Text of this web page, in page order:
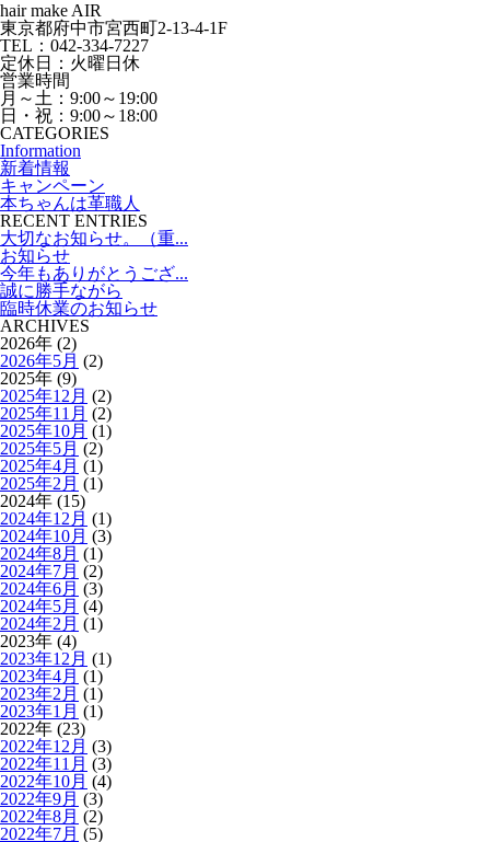
hair make AIR
東京都府中市宮西町2-13-4-1F
TEL：042-334-7227
定休日：火曜日休
営業時間
月～土：9:00～19:00
日・祝：9:00～18:00
CATEGORIES
Information
新着情報
キャンペーン
本ちゃんは革職人
RECENT ENTRIES
大切なお知らせ。（重...
お知らせ
今年もありがとうござ...
誠に勝手ながら
臨時休業のお知らせ
ARCHIVES
2026年 (2)
2026年5月 (2)
2025年 (9)
2025年12月 (2)
2025年11月 (2)
2025年10月 (1)
2025年5月 (2)
2025年4月 (1)
2025年2月 (1)
2024年 (15)
2024年12月 (1)
2024年10月 (3)
2024年8月 (1)
2024年7月 (2)
2024年6月 (3)
2024年5月 (4)
2024年2月 (1)
2023年 (4)
2023年12月 (1)
2023年4月 (1)
2023年2月 (1)
2023年1月 (1)
2022年 (23)
2022年12月 (3)
2022年11月 (3)
2022年10月 (4)
2022年9月 (3)
2022年8月 (2)
2022年7月 (5)